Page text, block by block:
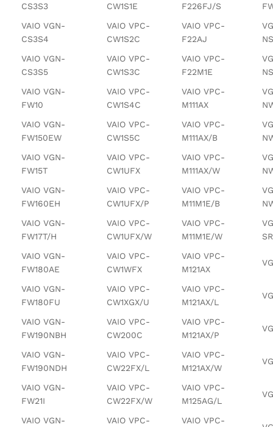
CS3S3
CW1S1E
F226FJ/S
VAIO VGN-
CS3S4
VAIO VPC-
CW1S2C
VAIO VPC-
F22AJ
VAIO VGN-
CS3S5
VAIO VPC-
CW1S3C
VAIO VPC-
F22M1E
VAIO VGN-
FW10
VAIO VPC-
CW1S4C
VAIO VPC-
M111AX
VAIO VGN-
FW150EW
VAIO VPC-
CW1S5C
VAIO VPC-
M111AX/B
VAIO VGN-
FW15T
VAIO VPC-
CW1UFX
VAIO VPC-
M111AX/W
VAIO VGN-
FW160EH
VAIO VPC-
CW1UFX/P
VAIO VPC-
M11M1E/B
VAIO VGN-
FW17T/H
VAIO VPC-
CW1UFX/W
VAIO VPC-
M11M1E/W
VAIO VGN-
FW180AE
VAIO VPC-
CW1WFX
VAIO VPC-
M121AX
VAIO VGN-
FW180FU
VAIO VPC-
CW1XGX/U
VAIO VPC-
M121AX/L
VAIO VGN-
FW190NBH
VAIO VPC-
CW200C
VAIO VPC-
M121AX/P
VAIO VGN-
FW190NDH
VAIO VPC-
CW22FX/L
VAIO VPC-
M121AX/W
VAIO VGN-
FW21I
VAIO VPC-
CW22FX/W
VAIO VPC-
M125AG/L
VAIO VGN-
VAIO VPC-
VAIO VPC-